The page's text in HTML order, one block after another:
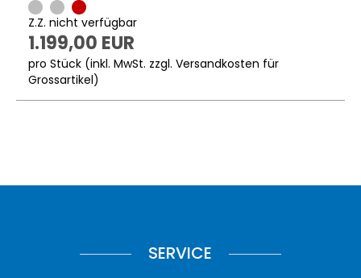
Z.Z. nicht verfügbar
1.199,00 EUR
pro Stück (inkl. MwSt. zzgl. Versandkosten für
Grossartikel)
SERVICE